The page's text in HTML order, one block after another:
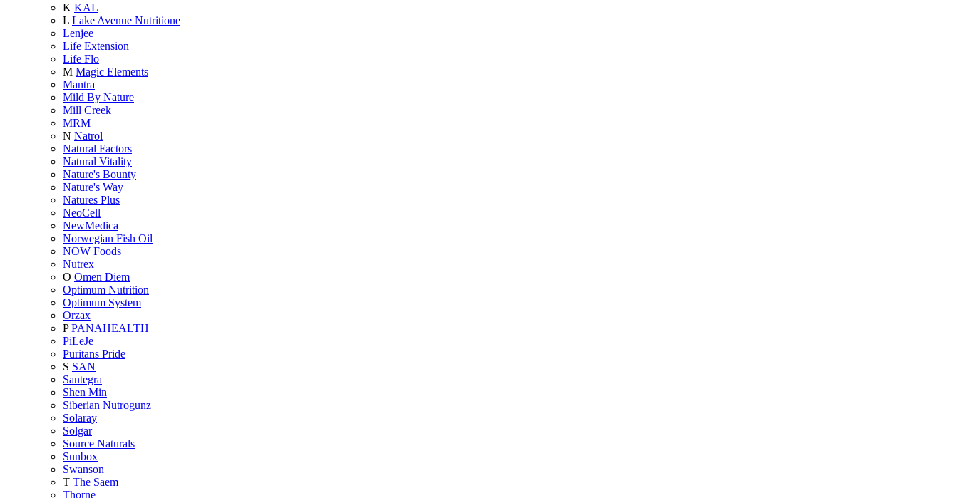
K KAL
L Lake Avenue Nutritione
Lenjee
Life Extension
Life Flo
M Magic Elements
Mantra
Mild By Nature
Mill Creek
MRM
N Natrol
Natural Factors
Natural Vitality
Nature's Bounty
Nature's Way
Natures Plus
NeoCell
NewMedica
Norwegian Fish Oil
NOW Foods
Nutrex
O Omen Diem
Optimum Nutrition
Optimum System
Orzax
P PANAHEALTH
PiLeJe
Puritans Pride
S SAN
Santegra
Shen Min
Siberian Nutrogunz
Solaray
Solgar
Source Naturals
Sunbox
Swanson
T The Saem
Thorne